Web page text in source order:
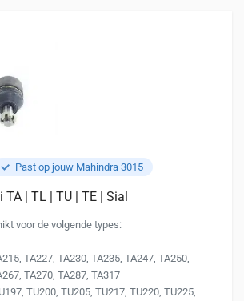
Past op jouw Mahindra 3015
| TL | TU | TE | Sial
voor de volgende types:
TA227, TA230, TA235, TA247, TA250,
TA270, TA287, TA317
TU200, TU205, TU217, TU220, TU225,